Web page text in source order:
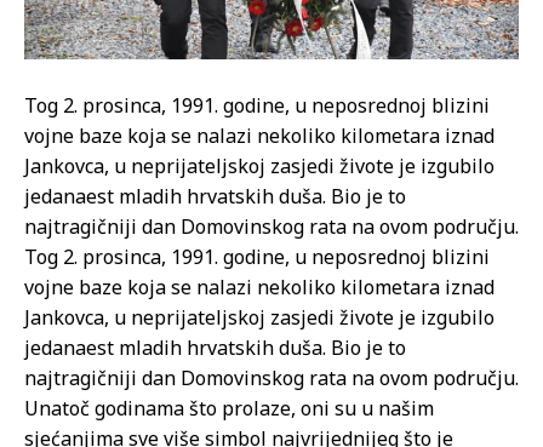
Tog 2. prosinca, 1991. godine, u neposrednoj blizini
vojne baze koja se nalazi nekoliko kilometara iznad
Jankovca, u neprijateljskoj zasjedi živote je izgubilo
jedanaest mladih hrvatskih duša. Bio je to
najtragičniji dan Domovinskog rata na ovom području.
Tog 2. prosinca, 1991. godine, u neposrednoj blizini
vojne baze koja se nalazi nekoliko kilometara iznad
Jankovca, u neprijateljskoj zasjedi živote je izgubilo
jedanaest mladih hrvatskih duša. Bio je to
najtragičniji dan Domovinskog rata na ovom području.
Unatoč godinama što prolaze, oni su u našim
sjećanjima sve više simbol najvrijednijeg što je